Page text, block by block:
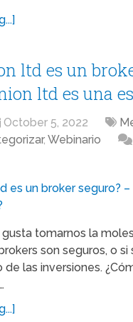
ltd es un
ltd es una
October 5, 2022
, Webinario
gusta tomarnos la
son seguros, o
las inversiones.